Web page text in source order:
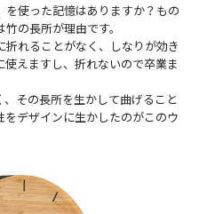
使った記憶はありますか？もの
の長所が理由です。
れることがなく、しなりが効き
えますし、折れないので卒業ま
その長所を生かして曲げること
デザインに生かしたのがこのウ